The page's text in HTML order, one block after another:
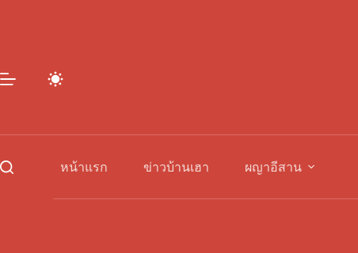
หน้าแรก ข่าวบ้านเฮา ผญาอีสาน